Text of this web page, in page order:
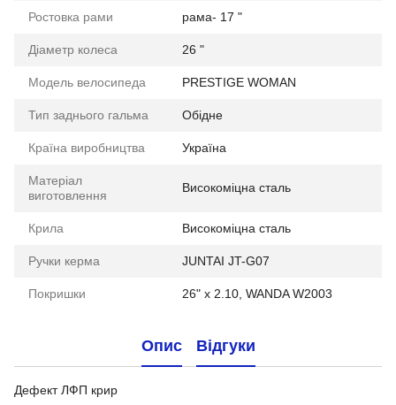
Ростовка рами рама- 17 "
Діаметр колеса 26 "
Модель велосипеда PRESTIGE WOMAN
Тип заднього гальма Обідне
Країна виробництва Україна
Матеріал
виготовлення
Високоміцна сталь
Крила Високоміцна сталь
Ручки керма JUNTAI JT-G07
Покришки 26" x 2.10, WANDA W2003
Опис Відгуки
Дефект ЛФП крир